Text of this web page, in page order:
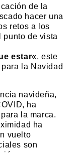
de la
hacer una
retos a los
punto de vista
estar«, este
la Navidad
navideña,
ha
la marca.
ha
vuelto
son